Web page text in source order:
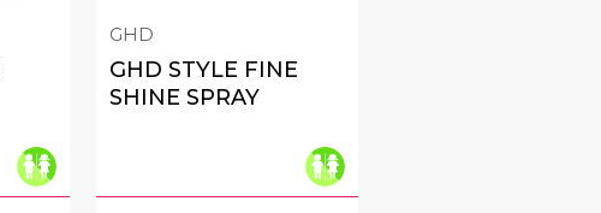
GHD
GHD STYLE FINE
SHINE SPRAY